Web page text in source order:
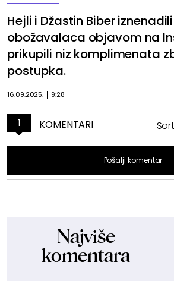
Hejli i Džastin Biber
obožavalaca objavom na
prikupili niz komplimenata
postupka.
16.09.2025. 9:28
1 KOMENTARI
Pošalji komentar
Najviše
komentara